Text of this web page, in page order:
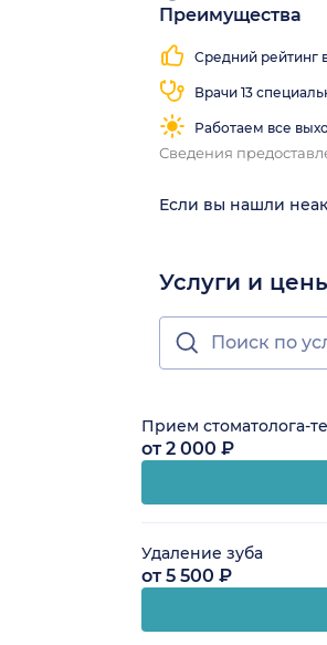
Преимущества
Средний рейтинг
Врачи 13
Работаем все
Сведения
Если вы нашли
Услуги и
Прием стоматолога-
от 2 000 ₽
Удаление зуба
от 5 500 ₽